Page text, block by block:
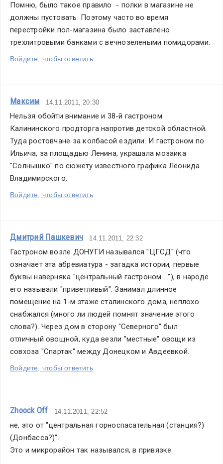
Помню, было такое правило  - полки в магазине не
должны пустовать. Поэтому часто во время
перестройки пол-магазина было заставлено
трехлитровыми банками с вечнозелеными помидорами.
Войдите, чтобы ответить
Максим 14.11.2011, 20:30
Нельзя обойти внимание и 38-й гастроном
Калининского продторга напротив детской областной.
Туда ростовчане за колбасой ездили. И гастроном по
Ильича, за площадью Ленина, украшала мозаика
"Солнышко" по сюжету известного графика Леонида
Владимирского.
Войдите, чтобы ответить
Дмитрий Пашкевич 14.11.2011, 22:32
Гастроном возле ДОНУГИ назывался "ЦГСД" (что
означает эта абревиатура - загадка истории, первые
буквы наверняка "центральный гастроном ..."), в народе
его называли "приветливый". Занимал длинное
помещение на 1-м этаже сталинского дома, неплохо
снабжался (много ли людей помнят значение этого
слова?). Через дом в сторону "Северного" был
отличный овощной, куда везли "местные" овощи из
совхоза "Спартак" между Донецком и Авдеевкой.
Войдите, чтобы ответить
Zhoock Off 14.11.2011, 22:52
не, это от "центральная горноспасательная (станция?)
(Донбасса?)".
Это и микрорайон так назывался, в привязке.